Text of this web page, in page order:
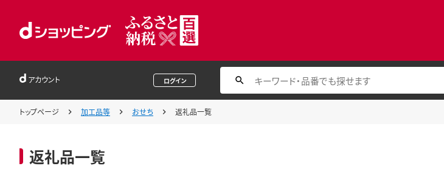
アカウント ログイン
トップページ 加工品等 おせち 返礼品一覧
返礼品一覧